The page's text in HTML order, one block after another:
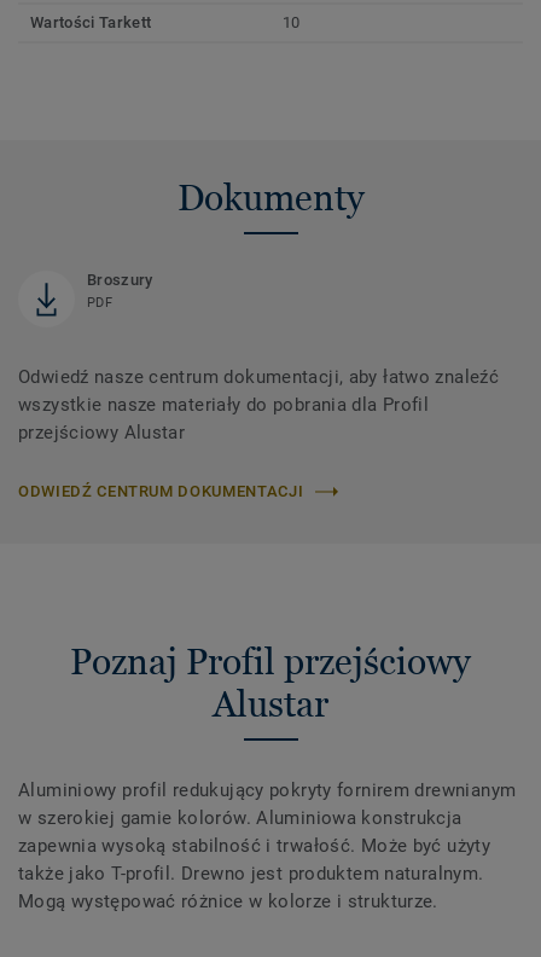
Wartości Tarkett 10
Dokumenty
Broszury
PDF
Odwiedź nasze centrum dokumentacji, aby łatwo znaleźć
wszystkie nasze materiały do ​​pobrania dla Profil
przejściowy Alustar
ODWIEDŹ CENTRUM DOKUMENTACJI
Poznaj Profil przejściowy
Alustar
Aluminiowy profil redukujący pokryty fornirem drewnianym
w szerokiej gamie kolorów. Aluminiowa konstrukcja
zapewnia wysoką stabilność i trwałość. Może być użyty
także jako T-profil. Drewno jest produktem naturalnym.
Mogą występować różnice w kolorze i strukturze.